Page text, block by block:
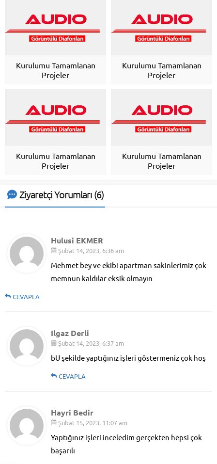
Kurulumu Tamamlanan
Projeler
Kurulumu Tamamlanan
Projeler
Kurulumu Tamamlanan
Projeler
Kurulumu Tamamlanan
Projeler
Ziyaretçi Yorumları (6)
Hulusi EKMER
Şubat 14, 2023, 6:36 am
Mehmet bey ve ekibi apartman sakinlerimiz çok
memnun kaldılar eksik olmayın
CEVAPLA
Ilgaz Derli
Şubat 14, 2023, 6:37 am
bU şekilde yaptığınız işleri göstermeniz çok hoş
CEVAPLA
Hayri Bedir
Şubat 15, 2023, 11:07 am
Yaptığınız işleri inceledim gerçekten hepsi çok
başarılı